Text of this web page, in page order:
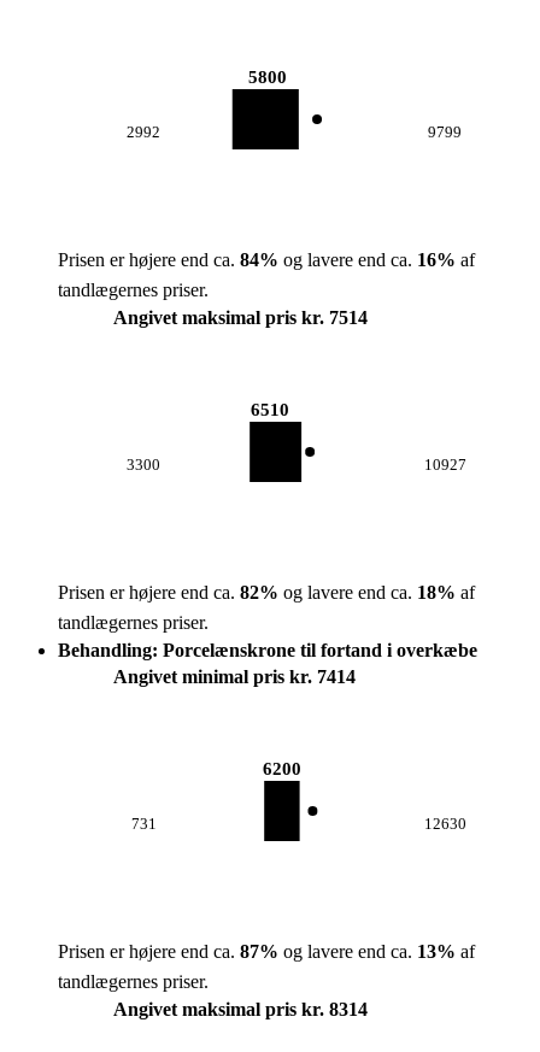
2992
5800
9799
Prisen er højere end ca. 84% og lavere end ca. 16% af
tandlægernes priser.
Angivet maksimal pris kr. 7514
3300
6510
10927
Prisen er højere end ca. 82% og lavere end ca. 18% af
tandlægernes priser.
Behandling: Porcelænskrone til fortand i overkæbe
Angivet minimal pris kr. 7414
731
6200
12630
Prisen er højere end ca. 87% og lavere end ca. 13% af
tandlægernes priser.
Angivet maksimal pris kr. 8314